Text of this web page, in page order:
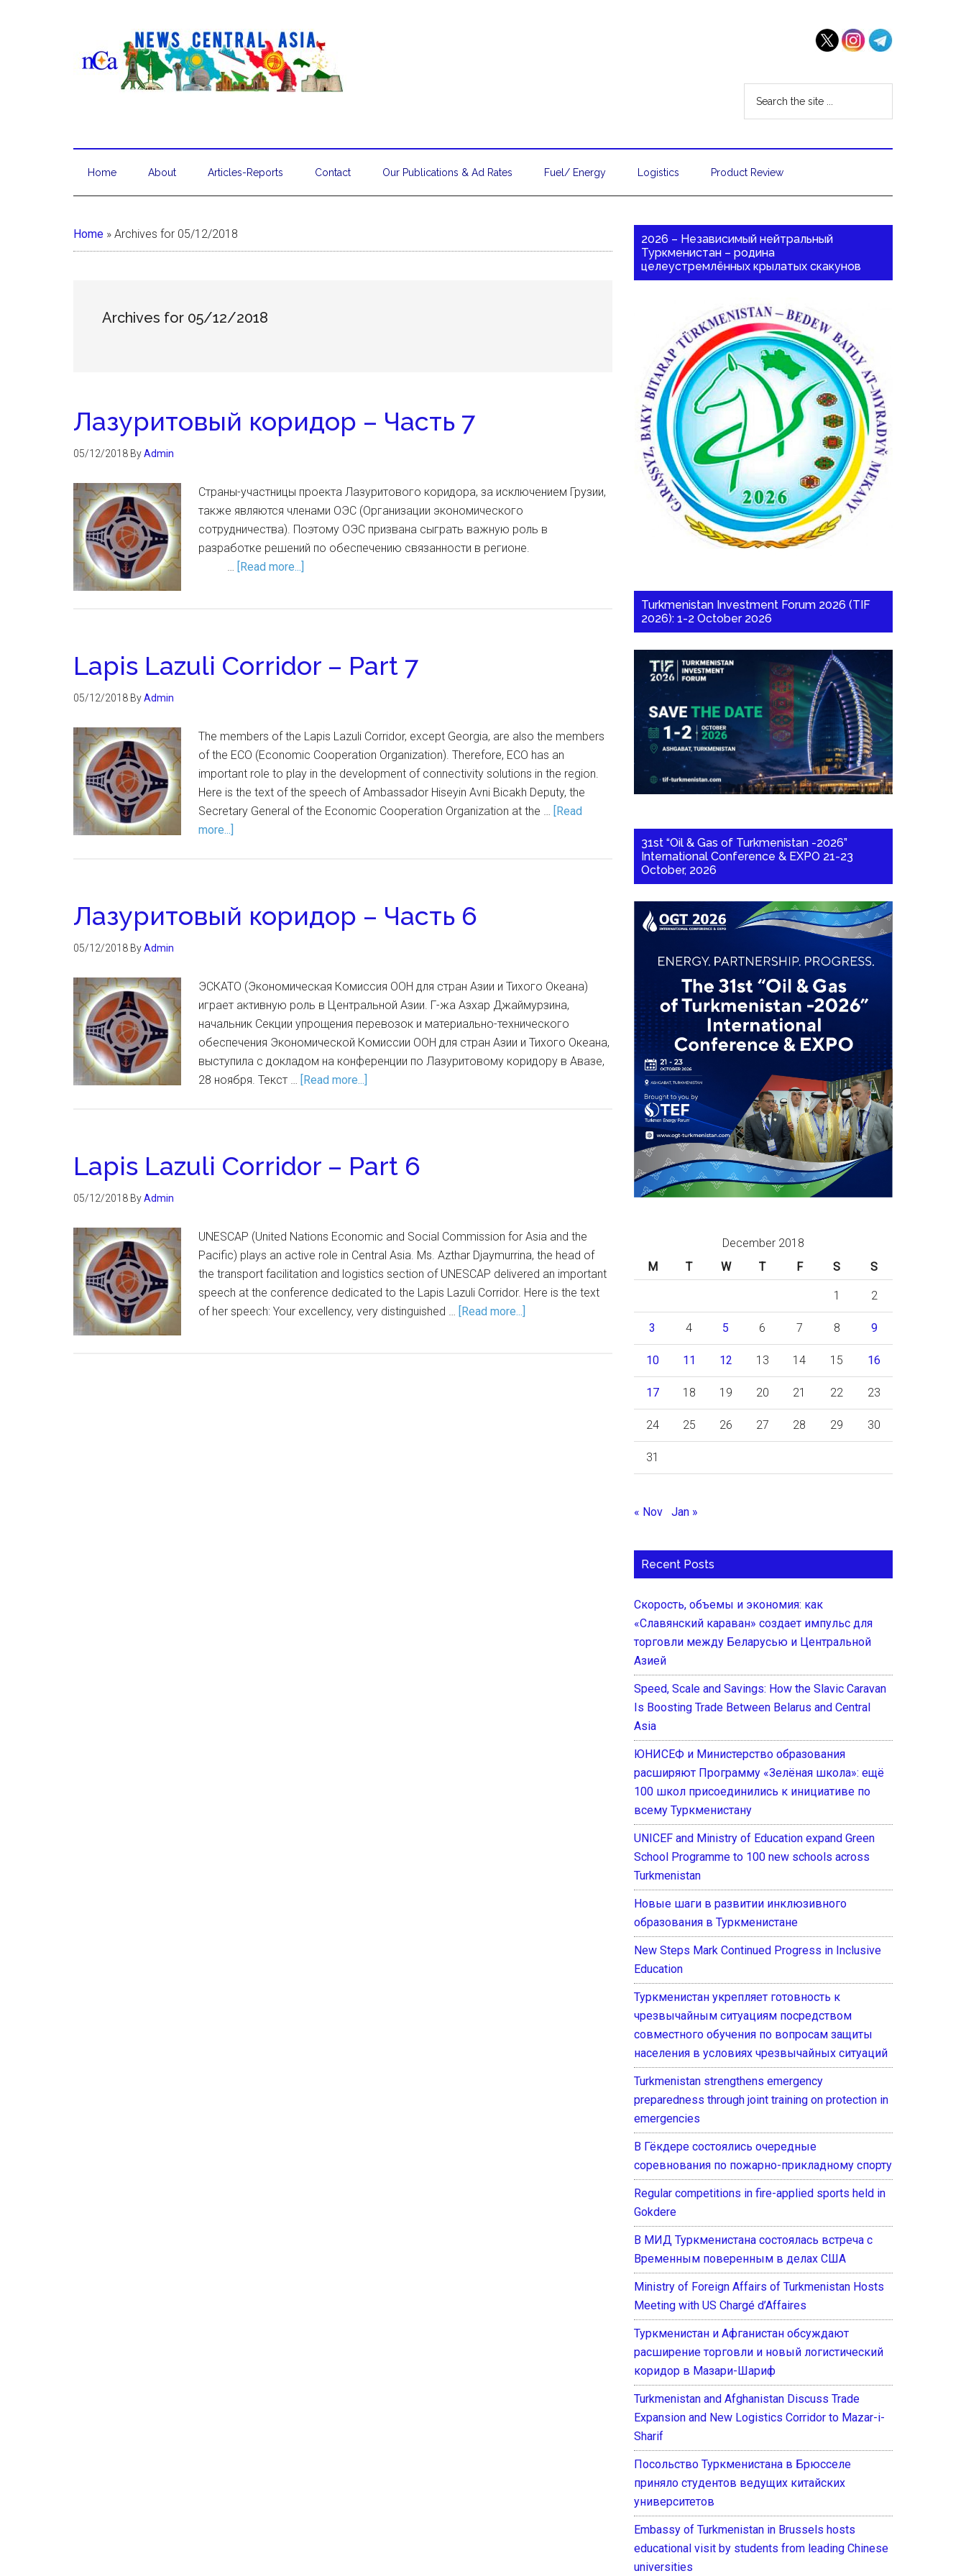
Home About Articles-Reports Contact Our Publications & Ad Rates Fuel/ Energy Logistics Product Review
Home » Archives for 05/12/2018
Archives for 05/12/2018
Лазуритовый коридор – Часть 7
05/12/2018 ByAdmin
Страны-участницы проекта Лазуритового коридора, за исключением Грузии,
также являются членами ОЭС (Организации экономического
сотрудничества). Поэтому ОЭС призвана сыграть важную роль в
разработке решений по обеспечению связанности в регионе.
… [Read more...]
Lapis Lazuli Corridor – Part 7
05/12/2018 ByAdmin
The members of the Lapis Lazuli Corridor, except Georgia, are also the members
of the ECO (Economic Cooperation Organization). Therefore, ECO has an
important role to play in the development of connectivity solutions in the region.
Here is the text of the speech of Ambassador Hiseyin Avni Bicakh Deputy, the
Secretary General of the Economic Cooperation Organization at the … [Read
more...]
Лазуритовый коридор – Часть 6
05/12/2018 ByAdmin
ЭСКАТО (Экономическая Комиссия ООН для стран Азии и Тихого Океана)
играет активную роль в Центральной Азии. Г-жа Азхар Джаймурзина,
начальник Секции упрощения перевозок и материально-технического
обеспечения Экономической Комиссии ООН для стран Азии и Тихого Океана,
выступила с докладом на конференции по Лазуритовому коридору в Авазе,
28 ноября. Текст … [Read more...]
Lapis Lazuli Corridor – Part 6
05/12/2018 ByAdmin
UNESCAP (United Nations Economic and Social Commission for Asia and the
Pacific) plays an active role in Central Asia. Ms. Azthar Djaymurrina, the head of
the transport facilitation and logistics section of UNESCAP delivered an important
speech at the conference dedicated to the Lapis Lazuli Corridor. Here is the text
of her speech: Your excellency, very distinguished … [Read more...]
2026 – Независимый нейтральный
Туркменистан – родина
целеустремлённых крылатых скакунов
Turkmenistan Investment Forum 2026 (TIF
2026): 1-2 October 2026
31st “Oil & Gas of Turkmenistan -2026”
International Conference & EXPO 21-23
October, 2026
December 2018
M
T W T F S S
1 2
3 4 5 6 7 8 9
10 11 12 13 14 15 16
17 18 19 20 21 22 23
24 25 26 27 28 29 30
31
« Nov Jan »
Recent Posts
Скорость, объемы и экономия: как
«Славянский караван» создает импульс для
торговли между Беларусью и Центральной
Азией
Speed, Scale and Savings: How the Slavic Caravan
Is Boosting Trade Between Belarus and Central
Asia
ЮНИСЕФ и Министерство образования
расширяют Программу «Зелёная школа»: ещё
100 школ присоединились к инициативе по
всему Туркменистану
UNICEF and Ministry of Education expand Green
School Programme to 100 new schools across
Turkmenistan
Новые шаги в развитии инклюзивного
образования в Туркменистане
New Steps Mark Continued Progress in Inclusive
Education
Туркменистан укрепляет готовность к
чрезвычайным ситуациям посредством
совместного обучения по вопросам защиты
населения в условиях чрезвычайных ситуаций
Turkmenistan strengthens emergency
preparedness through joint training on protection in
emergencies
В Гёкдере состоялись очередные
соревнования по пожарно-прикладному спорту
Regular competitions in fire-applied sports held in
Gokdere
В МИД Туркменистана состоялась встреча с
Временным поверенным в делах США
Ministry of Foreign Affairs of Turkmenistan Hosts
Meeting with US Chargé d’Affaires
Туркменистан и Афганистан обсуждают
расширение торговли и новый логистический
коридор в Мазари-Шариф
Turkmenistan and Afghanistan Discuss Trade
Expansion and New Logistics Corridor to Mazar-i-
Sharif
Посольство Туркменистана в Брюсселе
приняло студентов ведущих китайских
университетов
Embassy of Turkmenistan in Brussels hosts
educational visit by students from leading Chinese
universities